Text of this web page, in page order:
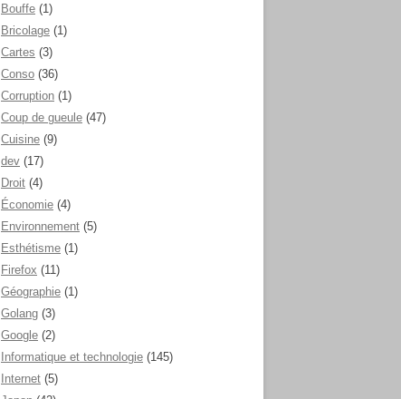
Bouffe (1)
Bricolage (1)
Cartes (3)
Conso (36)
Corruption (1)
Coup de gueule (47)
Cuisine (9)
dev (17)
Droit (4)
Économie (4)
Environnement (5)
Esthétisme (1)
Firefox (11)
Géographie (1)
Golang (3)
Google (2)
Informatique et technologie (145)
Internet (5)